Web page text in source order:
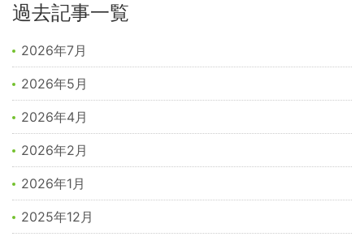
過去記事一覧
2026年7月
2026年5月
2026年4月
2026年2月
2026年1月
2025年12月